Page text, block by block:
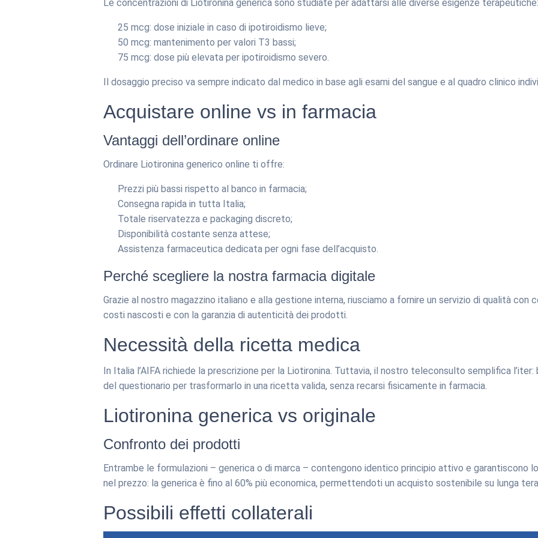
Le concentrazioni di Liotironina generica sono studiate per adattarsi alle diverse esigenze terapeutiche:
25 mcg: dose iniziale in caso di ipotiroidismo lieve;
50 mcg: mantenimento per valori T3 bassi;
75 mcg: dose più elevata per ipotiroidismo severo.
Il dosaggio preciso va sempre indicato dal medico in base agli esami del sangue e al quadro clinico
Acquistare online vs in farmacia
Vantaggi dell’ordinare online
Ordinare Liotironina generico online ti offre:
Prezzi più bassi rispetto al banco in farmacia;
Consegna rapida in tutta Italia;
Totale riservatezza e packaging discreto;
Disponibilità costante senza attese;
Assistenza farmaceutica dedicata per ogni fase dell’acquisto.
Perché scegliere la nostra farmacia digitale
Grazie al nostro magazzino italiano e alla gestione interna, riusciamo a fornire un servizio di qualità con
costi nascosti e con la garanzia di autenticità dei prodotti.
Necessità della ricetta medica
In Italia l’AIFA richiede la prescrizione per la Liotironina. Tuttavia, il nostro teleconsulto semplifica
del questionario per trasformarlo in una ricetta valida, senza recarsi fisicamente in farmacia.
Liotironina generica vs originale
Confronto dei prodotti
Entrambe le formulazioni – generica o di marca – contengono identico principio attivo e garantiscono
nel prezzo: la generica è fino al 60% più economica, permettendoti un acquisto sostenibile su lunga
Possibili effetti collaterali